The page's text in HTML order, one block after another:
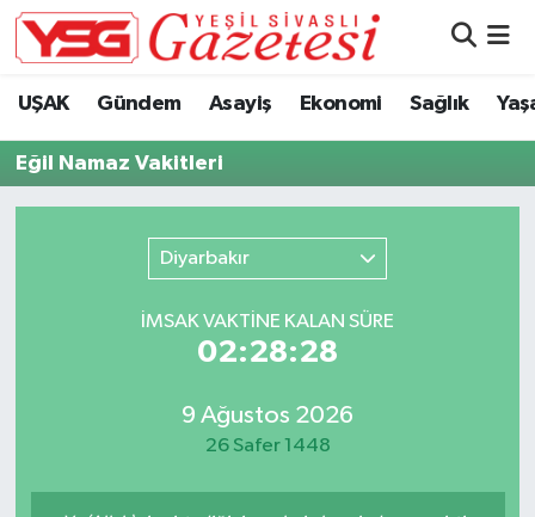
UŞAK Gündem Asayiş Ekonomi Sağlık
Eğil Namaz Vakitleri
Diyarbakır
İMSAK VAKTİNE KALAN SÜRE
02:28:27
9 Ağustos 2026
26 Safer 1448
Hava Durumu
Namaz Vakitleri
Trafik Durumu
Süper Lig Puan Durumu ve Fikstür
Son Dakika Haberleri